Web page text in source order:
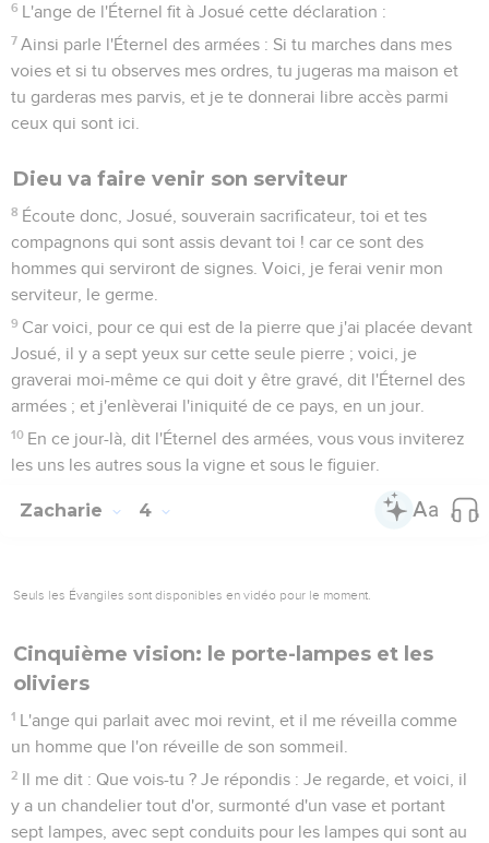
6 L'ange de l'Éternel fit à Josué cette déclaration :
7 Ainsi parle l'Éternel des armées : Si tu marches dans mes
voies et si tu observes mes ordres, tu jugeras ma maison et
tu garderas mes parvis, et je te donnerai libre accès parmi
ceux qui sont ici.
Dieu va faire venir son serviteur
8 Écoute donc, Josué, souverain sacrificateur, toi et tes
compagnons qui sont assis devant toi ! car ce sont des
hommes qui serviront de signes. Voici, je ferai venir mon
serviteur, le germe.
9 Car voici, pour ce qui est de la pierre que j'ai placée devant
Josué, il y a sept yeux sur cette seule pierre ; voici, je
graverai moi-même ce qui doit y être gravé, dit l'Éternel des
armées ; et j'enlèverai l'iniquité de ce pays, en un jour.
10 En ce jour-là, dit l'Éternel des armées, vous vous inviterez
les uns les autres sous la vigne et sous le figuier.
Zacharie 4
Seuls les Évangiles sont disponibles en vidéo pour le moment.
Cinquième vision: le porte-lampes et les
oliviers
1 L'ange qui parlait avec moi revint, et il me réveilla comme
un homme que l'on réveille de son sommeil.
2 Il me dit : Que vois-tu ? Je répondis : Je regarde, et voici, il
y a un chandelier tout d'or, surmonté d'un vase et portant
sept lampes, avec sept conduits pour les lampes qui sont au